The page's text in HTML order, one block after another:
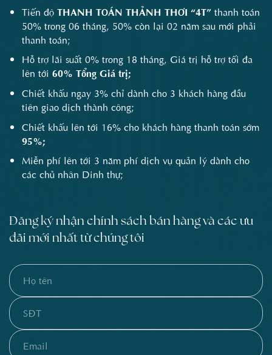
Tiến độ THANH TOÁN THẢNH THƠI “4T”thanh toán
50% trong 06 tháng, 50% còn lại 02 năm sau mới phải
thanh toán;
Hỗ trợ lãi suất 0% trong 18 tháng, Giá trị hỗ trợ tối đa
lên tới 60% Tổng Giá trị;
Chiết khấu ngay 3% chỉ dành cho 3 khách hàng đầu
tiên giao dịch thành công;
Chiết khấu lên tới 16% cho khách hàng thanh toán sớm
95%;
Miễn phí lên tới 3 năm phí dịch vụ quản lý dành cho
các chủ nhân Dinh thự;
Đăng ký nhận chính sách bán hàng và các ưu
đãi mới nhất từ chúng tôi